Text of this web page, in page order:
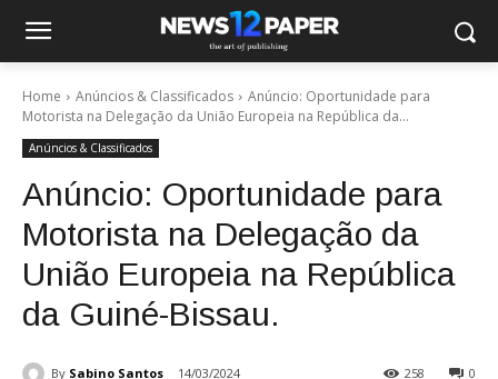
Home Anúncios & Classificados
Anúncio: Oportunidade para
Motorista na Delegação da União Europeia na República da...
Anúncios & Classificados
Anúncio: Oportunidade para
Motorista na Delegação da
União Europeia na República
da Guiné-Bissau.
By Sabino Santos 14/03/2024 0
258